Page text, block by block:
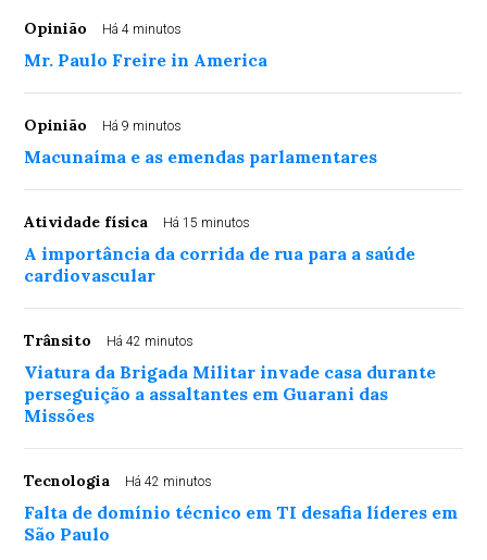
Opinião Há 4 minutos
Mr. Paulo Freire in America
Opinião Há 9 minutos
Macunaíma e as emendas parlamentares
Atividade física Há 15 minutos
A importância da corrida de rua para a saúde
cardiovascular
Trânsito Há 42 minutos
Viatura da Brigada Militar invade casa durante
perseguição a assaltantes em Guarani das
Missões
Tecnologia Há 42 minutos
Falta de domínio técnico em TI desafia líderes em
São Paulo